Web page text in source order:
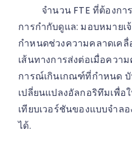
จำนวน FTE ที่ต้องกา
การกำกับดูแล: มอบหมาย
กำหนดช่วงความคลาดเค
เส้นทางการส่งต่อเมื่อควา
การณ์เกินเกณฑ์ที่กำหนด
เปลี่ยนแปลงอัลกอริทึมเพื่อ
เทียบเวอร์ชันของแบบจำล
ได้.